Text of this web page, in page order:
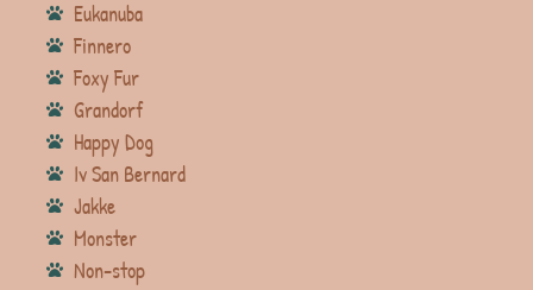
Eukanuba
Finnero
Foxy Fur
Grandorf
Happy Dog
Iv San Bernard
Jakke
Monster
Non-stop